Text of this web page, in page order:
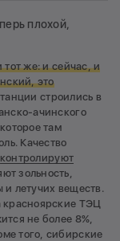
плохой,
тот же: и сейчас, и
это
строились в
ачинского
там
Качество
контролируют
зольность,
летучих веществ.
красноярские ТЭЦ
не более 8%,
того, сибирские